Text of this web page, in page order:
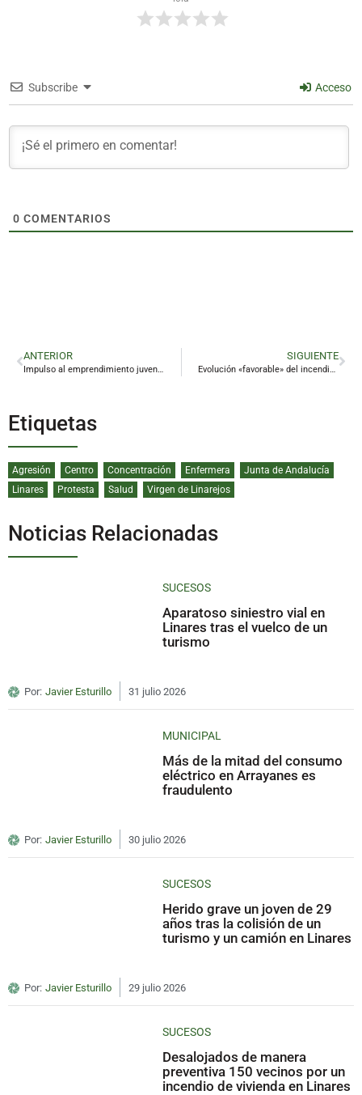
Subscribe Acceso
0 COMENTARIOS
ANTERIOR
Impulso al emprendimiento juvenil en la provincia
SIGUIENTE
Evolución «favorable» del incendio de Andújar, pero aún con «puntos calientes»
Etiquetas
Agresión Centro Concentración Enfermera
Junta de Andalucía
Linares
Protesta Salud Virgen de Linarejos
Noticias Relacionadas
SUCESOS
Aparatoso siniestro vial en
Linares tras el vuelco de un
turismo
Por: Javier Esturillo 31 julio 2026
MUNICIPAL
Más de la mitad del consumo
eléctrico en Arrayanes es
fraudulento
Por: Javier Esturillo 30 julio 2026
SUCESOS
Herido grave un joven de 29
años tras la colisión de un
turismo y un camión en Linares
Por: Javier Esturillo 29 julio 2026
SUCESOS
Desalojados de manera
preventiva 150 vecinos por un
incendio de vivienda en Linares